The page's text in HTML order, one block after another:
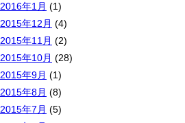
2016年1月 (1)
2015年12月 (4)
2015年11月 (2)
2015年10月 (28)
2015年9月 (1)
2015年8月 (8)
2015年7月 (5)